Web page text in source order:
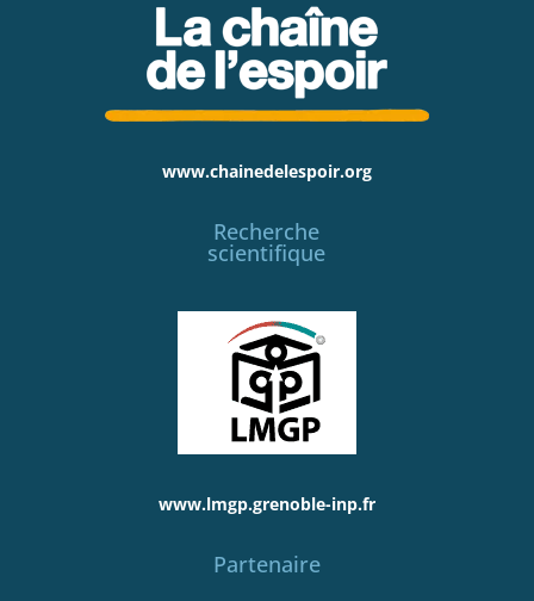
www.chainedelespoir.org
Recherche
scientifique
www.lmgp.grenoble-inp.fr
Partenaire